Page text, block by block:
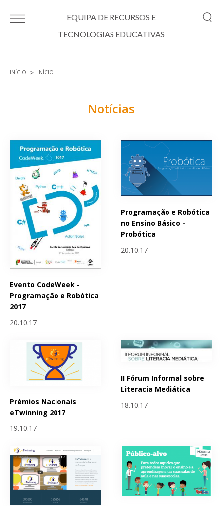
EQUIPA DE RECURSOS E
TECNOLOGIAS EDUCATIVAS
INÍCIO INÍCIO
Notícias
Evento CodeWeek -
Programação e Robótica
2017
20.10.17
Programação e Robótica
no Ensino Básico -
Probótica
20.10.17
Prémios Nacionais
eTwinning 2017
19.10.17
II Fórum Informal sobre
Literacia Mediática
18.10.17
Páginas